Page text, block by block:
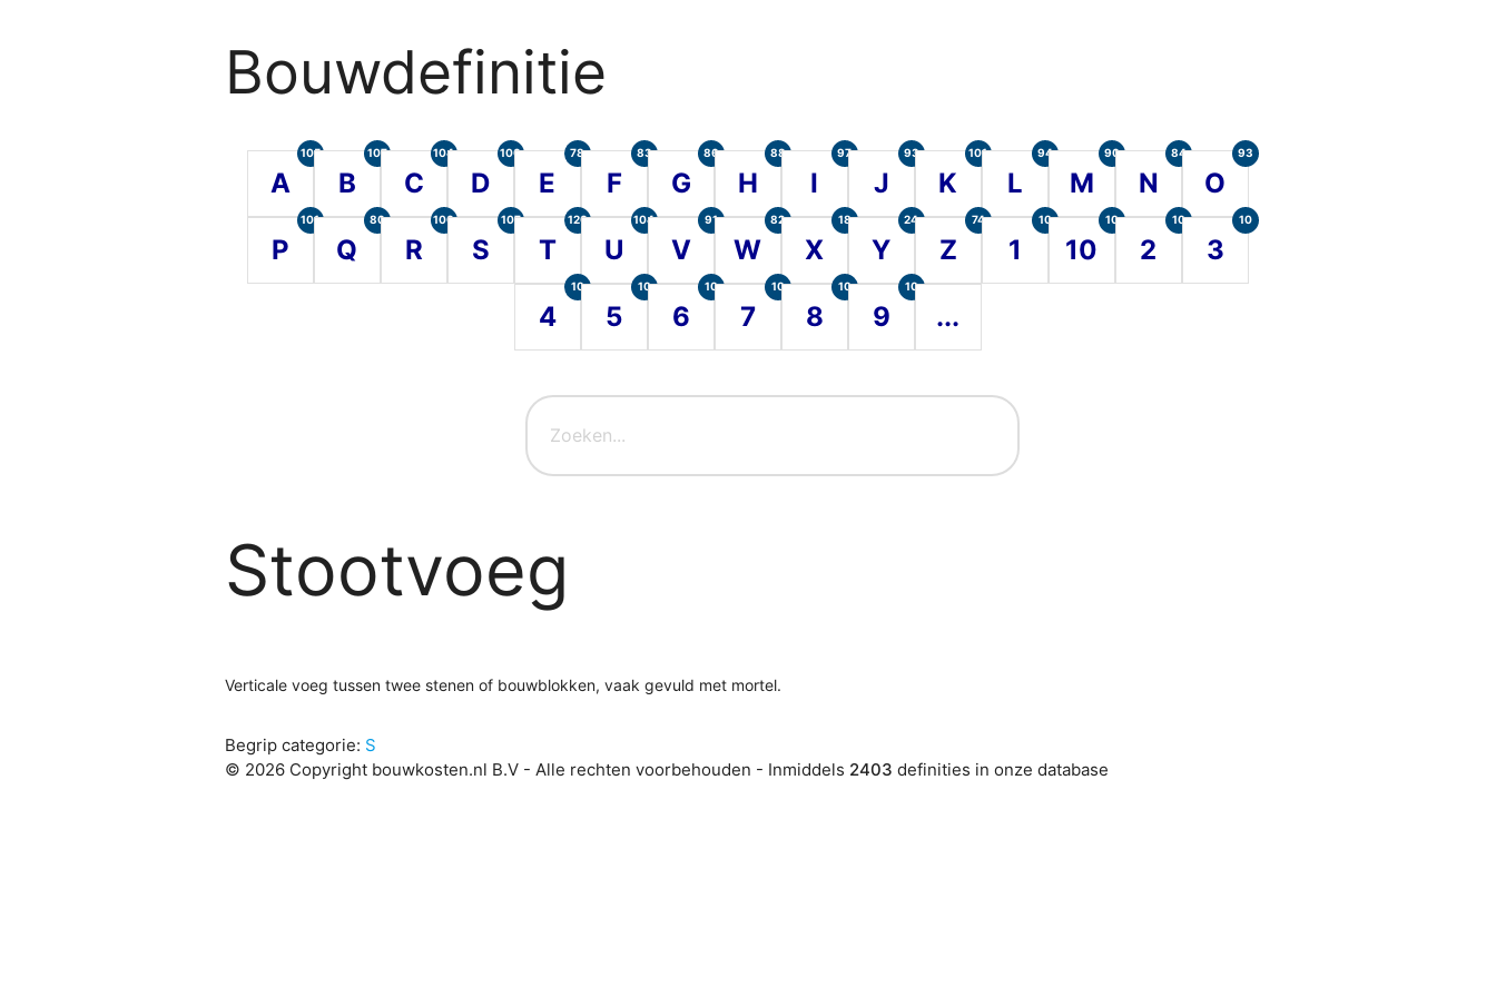
Bouwdefinitie
A
105
B
107
C
104
D
100
E
78
F
83
G
86
H
88
I
97
J
93
K
101
L
94
M
90
N
84
O
93
P
101
Q
80
R
100
S
107
T
120
U
104
V
91
W
82
X
18
Y
24
Z
74
1
10
10
10
2
10
3
10
4
10
5
10
6
10
7
10
8
10
9
10
...
Stootvoeg
Verticale voeg tussen twee stenen of bouwblokken, vaak gevuld met mortel.
Begrip categorie: S
© 2026 Copyright bouwkosten.nl B.V - Alle rechten voorbehouden - Inmiddels 2403 definities in onze database